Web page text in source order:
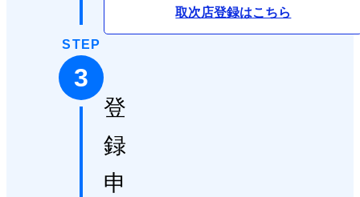
取次店登録はこちら
STEP
3
登
録
申